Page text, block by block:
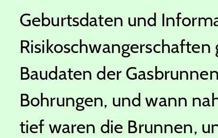
Geburtsdaten und
Baudaten der
Bohrungen, und wann
tief waren die Brunnen,